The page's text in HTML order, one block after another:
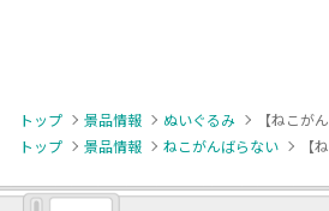
トップ 景品情報 ぬいぐるみ
トップ
景品情報 ねこがんばらない